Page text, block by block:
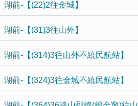
湖前-【(22)2往金城】
湖前-【(31)3往山外】
湖前-【(314)3往山外不繞民航站】
湖前-【(324)3往金城不繞民航站】